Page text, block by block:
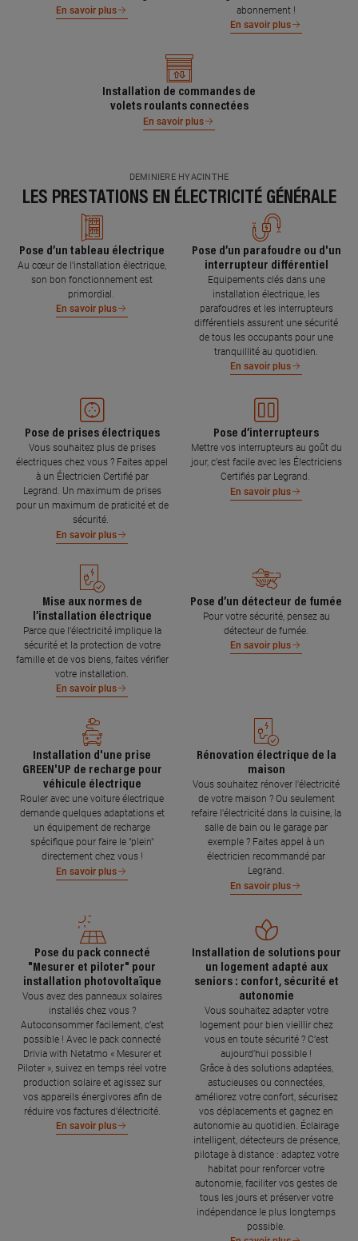
En savoir plus
abonnement !
En savoir plus
Installation de commandes de
volets roulants connectées
En savoir plus
DEMINIERE HYACINTHE
LES PRESTATIONS EN ÉLECTRICITÉ GÉNÉRALE
Pose d’un tableau électrique
Au cœur de l’installation électrique,
son bon fonctionnement est
primordial.
En savoir plus
Pose d’un parafoudre ou d'un
interrupteur différentiel
Equipements clés dans une
installation électrique, les
parafoudres et les interrupteurs
différentiels assurent une sécurité
de tous les occupants pour une
tranquillité au quotidien.
En savoir plus
Pose de prises électriques
Vous souhaitez plus de prises
électriques chez vous ? Faites appel
à un Électricien Certifié par
Legrand. Un maximum de prises
pour un maximum de praticité et de
sécurité.
En savoir plus
Pose d’interrupteurs
Mettre vos interrupteurs au goût du
jour, c’est facile avec les Électriciens
Certifiés par Legrand.
En savoir plus
Mise aux normes de
l’installation électrique
Parce que l’électricité implique la
sécurité et la protection de votre
famille et de vos biens, faites vérifier
votre installation.
En savoir plus
Pose d’un détecteur de fumée
Pour votre sécurité, pensez au
détecteur de fumée.
En savoir plus
Installation d'une prise
GREEN'UP de recharge pour
véhicule électrique
Rouler avec une voiture électrique
demande quelques adaptations et
un équipement de recharge
spécifique pour faire le "plein"
directement chez vous !
En savoir plus
Rénovation électrique de la
maison
Vous souhaitez rénover l'électricité
de votre maison ? Ou seulement
refaire l'électricité dans la cuisine, la
salle de bain ou le garage par
exemple ? Faites appel à un
électricien recommandé par
Legrand.
En savoir plus
Pose du pack connecté
"Mesurer et piloter" pour
installation photovoltaïque
Vous avez des panneaux solaires
installés chez vous ?
Autoconsommer facilement, c’est
possible ! Avec le pack connecté
Drivia with Netatmo « Mesurer et
Piloter », suivez en temps réel votre
production solaire et agissez sur
vos appareils énergivores afin de
réduire vos factures d’électricité.
En savoir plus
Installation de solutions pour
un logement adapté aux
seniors : confort, sécurité et
autonomie
Vous souhaitez adapter votre
logement pour bien vieillir chez
vous en toute sécurité ? C’est
aujourd’hui possible !
Grâce à des solutions adaptées,
astucieuses ou connectées,
améliorez votre confort, sécurisez
vos déplacements et gagnez en
autonomie au quotidien. Éclairage
intelligent, détecteurs de présence,
pilotage à distance : adaptez votre
habitat pour renforcer votre
autonomie, faciliter vos gestes de
tous les jours et préserver votre
indépendance le plus longtemps
possible.